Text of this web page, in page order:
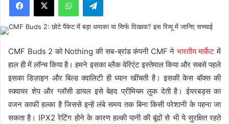
CMF Buds 2 को Nothing की सब-ब्रांड कंपनी CMF ने भारतीय मार्केट में
हाल ही में लॉन्च किया है। हमने इसका ब्लैक वेरिएंट इस्तेमाल किया और सबसे पहले
इसका डिज़ाइन और बिल्ड क्वालिटी ही ध्यान खींचती है। इसकी केस बॉक्स की
स्क्वायर शेप और ग्लॉसी डायल इसे बेहद प्रीमियम लुक देती है। ईयरबड्स का
वजन काफी हल्का है जिससे इन्हें लंबे समय तक बिना किसी परेशानी के पहना जा
सकता है। IPX2 रेटिंग होने के कारण हल्की पानी की बूंदों से भी ये सुरक्षित रहते